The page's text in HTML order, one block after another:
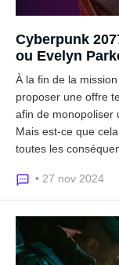
Cyberpunk
ou Evelyn
À la fin de la
proposer une offre
afin de monopoliser
Mais est-ce que
toutes les
• 27 nov 2024